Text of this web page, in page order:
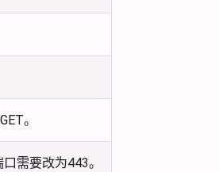
。
需要改为443。